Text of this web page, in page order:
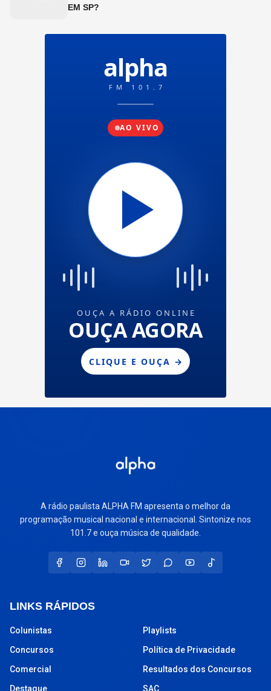
EM SP?
A rádio paulista ALPHA FM apresenta o melhor da
programação musical nacional e internacional. Sintonize nos
101.7 e ouça música de qualidade.
LINKS RÁPIDOS
Colunistas
Concursos
Comercial
Destaque
Playlists
Política de Privacidade
Resultados dos Concursos
SAC